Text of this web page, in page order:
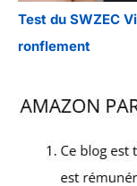
Test du SWZEC
ronflement